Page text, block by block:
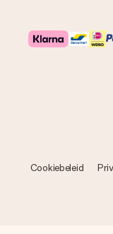
Cookiebeleid